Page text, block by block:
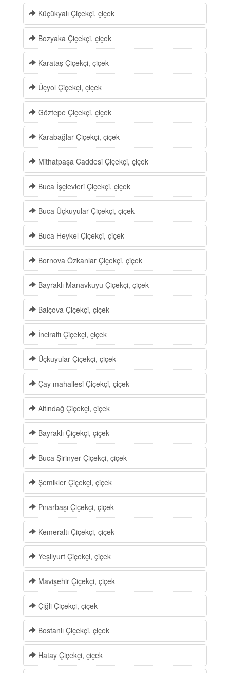
Küçükyalı Çiçekçi, çiçek
Bozyaka Çiçekçi, çiçek
Karataş Çiçekçi, çiçek
Üçyol Çiçekçi, çiçek
Göztepe Çiçekçi, çiçek
Karabağlar Çiçekçi, çiçek
Mithatpaşa Caddesi Çiçekçi, çiçek
Buca İşçievleri Çiçekçi, çiçek
Buca Üçkuyular Çiçekçi, çiçek
Buca Heykel Çiçekçi, çiçek
Bornova Özkanlar Çiçekçi, çiçek
Bayraklı Manavkuyu Çiçekçi, çiçek
Balçova Çiçekçi, çiçek
İnciraltı Çiçekçi, çiçek
Üçkuyular Çiçekçi, çiçek
Çay mahallesi Çiçekçi, çiçek
Altındağ Çiçekçi, çiçek
Bayraklı Çiçekçi, çiçek
Buca Şirinyer Çiçekçi, çiçek
Şemikler Çiçekçi, çiçek
Pınarbaşı Çiçekçi, çiçek
Kemeraltı Çiçekçi, çiçek
Yeşilyurt Çiçekçi, çiçek
Mavişehir Çiçekçi, çiçek
Çiğli Çiçekçi, çiçek
Bostanlı Çiçekçi, çiçek
Hatay Çiçekçi, çiçek